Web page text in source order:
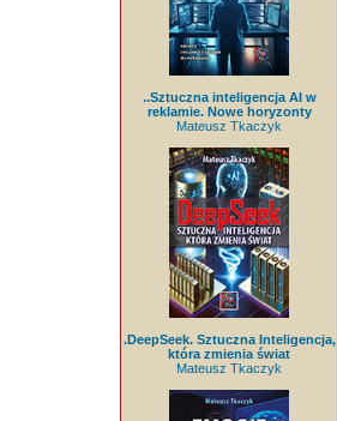
..Sztuczna inteligencja AI w
reklamie. Nowe horyzonty
Mateusz Tkaczyk
.DeepSeek. Sztuczna Inteligencja,
która zmienia świat
Mateusz Tkaczyk